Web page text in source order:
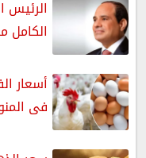
الكامل
فى